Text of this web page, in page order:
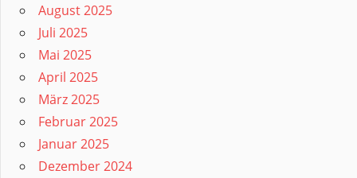
August 2025
Juli 2025
Mai 2025
April 2025
März 2025
Februar 2025
Januar 2025
Dezember 2024